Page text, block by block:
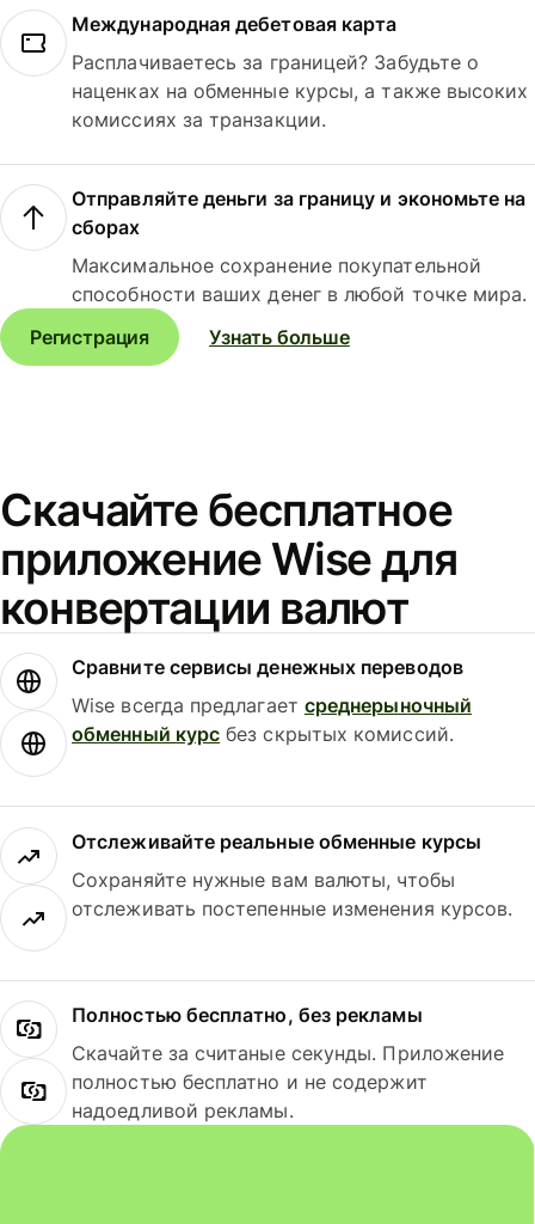
Международная дебетовая карта
Расплачиваетесь за границей? Забудьте о
наценках на обменные курсы, а также высоких
комиссиях за транзакции.
Отправляйте деньги за границу и экономьте на
сборах
Максимальное сохранение покупательной
способности ваших денег в любой точке мира.
Регистрация
Узнать больше
Скачайте бесплатное
приложение Wise для
конвертации валют
Сравните сервисы денежных переводов
Wise всегда предлагает среднерыночный
обменный курс без скрытых комиссий.
Отслеживайте реальные обменные курсы
Сохраняйте нужные вам валюты, чтобы
отслеживать постепенные изменения курсов.
Полностью бесплатно, без рекламы
Скачайте за считаные секунды. Приложение
полностью бесплатно и не содержит
надоедливой рекламы.